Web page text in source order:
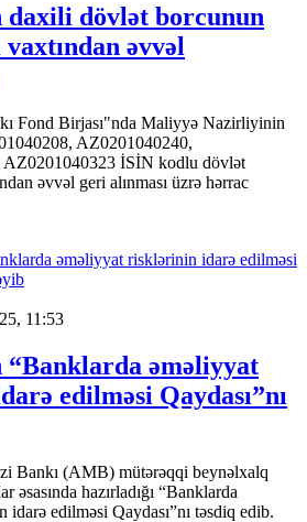
daxili dövlət borcunun
əvvəl
Fond Birjası"nda Maliyyə Nazirliyinin
AZ0201040240,
İSİN kodlu dövlət
əvvəl geri alınması üzrə hərrac
11:53
“Banklarda əməliyyat
edilməsi Qaydası”nı
Bankı (AMB) mütərəqqi beynəlxalq
əsasında hazırladığı “Banklarda
edilməsi Qaydası”nı təsdiq edib.